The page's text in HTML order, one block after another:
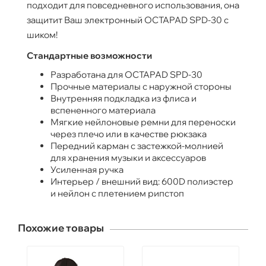
подходит для повседневного использования, она
защитит Ваш электронный OCTAPAD SPD-30 с
шиком!
Стандартные возможности
Разработана для OCTAPAD SPD-30
Прочные материалы с наружной стороны
Внутренняя подкладка из флиса и
вспененного материала
Мягкие нейлоновые ремни для переноски
через плечо или в качестве рюкзака
Передний карман с застежкой-молнией
для хранения музыки и аксессуаров
Усиленная ручка
Интерьер / внешний вид: 600D полиэстер
и нейлон с плетением рипстоп
Похожие товары